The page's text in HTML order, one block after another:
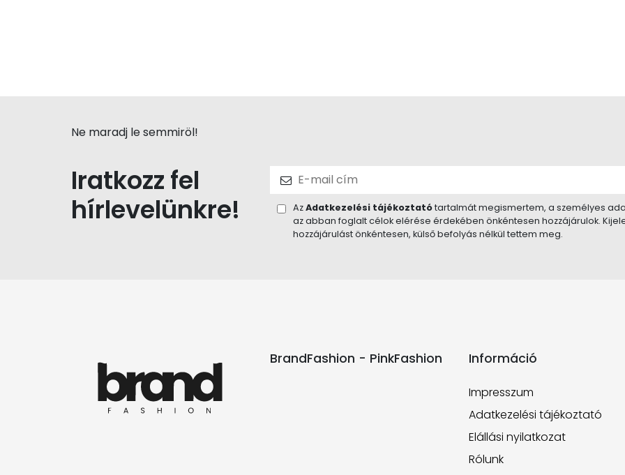
Ne maradj le semmiröl!
Iratkozz fel
hírlevelünkre!
AzAdatkezelési tájékoztatótartalmát megismertem, a személyes
az abban foglalt célok elérése érdekében önkéntesen hozzájárulok.
hozzájárulást önkéntesen, külső befolyás nélkül tettem meg.
BrandFashion - PinkFashion Információ
Impresszum
Adatkezelési tájékoztató
Elállási nyilatkozat
Rólunk